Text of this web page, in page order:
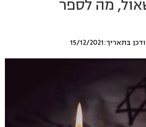
מה לספר
בתאריך:15/12/2021